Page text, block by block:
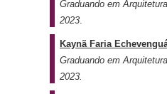
Graduando em
2023.
Kaynã Faria
Graduando em
2023.